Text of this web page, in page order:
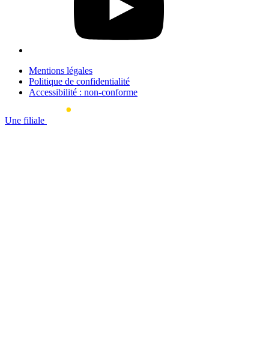
Mentions légales
Politique de confidentialité
Accessibilité : non-conforme
Une filiale